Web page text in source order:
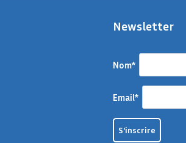
Newsletter
Nom*
Email*